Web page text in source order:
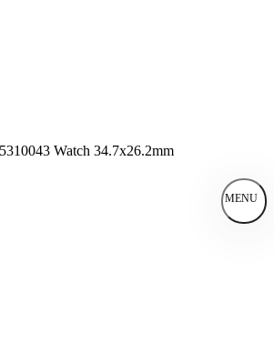
Watch 34.7x26.2mm
MENU